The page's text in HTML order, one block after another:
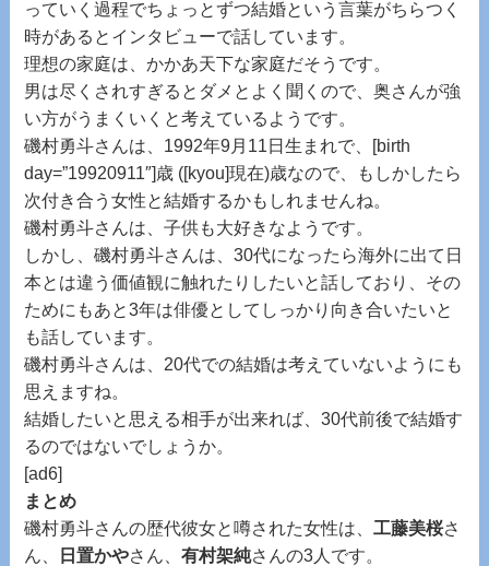
っていく過程でちょっとずつ結婚という言葉がちらつく
時があるとインタビューで話しています。
理想の家庭は、かかあ天下な家庭だそうです。
男は尽くされすぎるとダメとよく聞くので、奥さんが強
い方がうまくいくと考えているようです。
磯村勇斗さんは、1992年9月11日生まれで、[birth
day=”19920911″]歳 ([kyou]現在)歳なので、もしかしたら
次付き合う女性と結婚するかもしれませんね。
磯村勇斗さんは、子供も大好きなようです。
しかし、磯村勇斗さんは、30代になったら海外に出て日
本とは違う価値観に触れたりしたいと話しており、その
ためにもあと3年は俳優としてしっかり向き合いたいと
も話しています。
磯村勇斗さんは、20代での結婚は考えていないようにも
思えますね。
結婚したいと思える相手が出来れば、30代前後で結婚す
るのではないでしょうか。
[ad6]
まとめ
磯村勇斗さんの歴代彼女と噂された女性は、工藤美桜さ
ん、
日置かやさん、有村架純さんの3人です。